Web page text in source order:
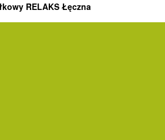
RELAKS Łęczna